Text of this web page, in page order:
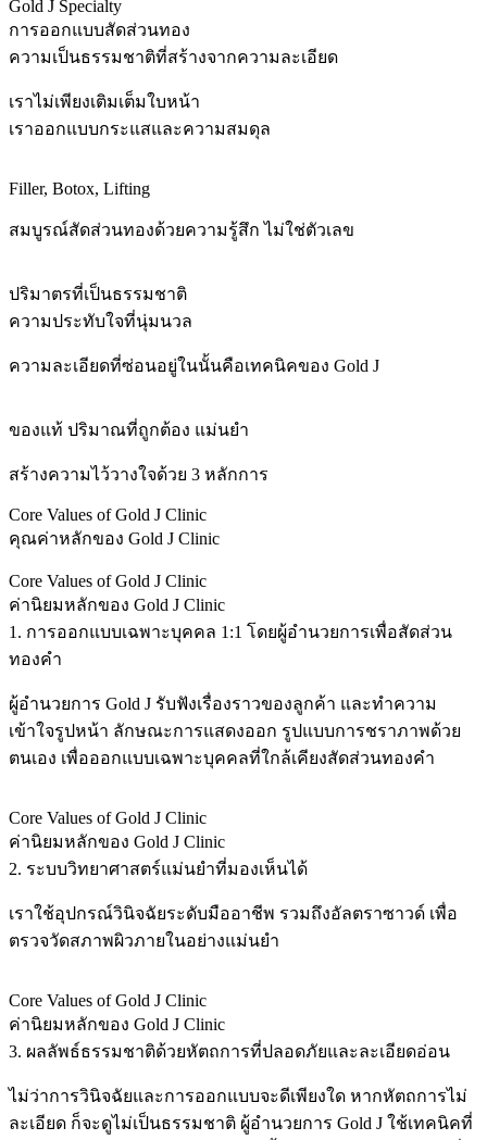
Gold J Specialty
การออกแบบสัดส่วนทอง
ความเป็นธรรมชาติที่สร้างจากความละเอียด
เราไม่เพียงเติมเต็มใบหน้า
เราออกแบบกระแสและความสมดุล
Filler, Botox, Lifting
สมบูรณ์สัดส่วนทองด้วยความรู้สึก ไม่ใช่ตัวเลข
ปริมาตรที่เป็นธรรมชาติ
ความประทับใจที่นุ่มนวล
ความละเอียดที่ซ่อนอยู่ในนั้นคือเทคนิคของ Gold J
ของแท้ ปริมาณที่ถูกต้อง แม่นยำ
สร้างความไว้วางใจด้วย 3 หลักการ
Core Values of Gold J Clinic
คุณค่าหลักของ Gold J Clinic
Core Values of Gold J Clinic
ค่านิยมหลักของ Gold J Clinic
1. การออกแบบเฉพาะบุคคล 1:1 โดยผู้อำนวยการเพื่อสัดส่วน
ทองคำ
ผู้อำนวยการ Gold J รับฟังเรื่องราวของลูกค้า และทำความ
เข้าใจรูปหน้า ลักษณะการแสดงออก รูปแบบการชราภาพด้วย
ตนเอง เพื่อออกแบบเฉพาะบุคคลที่ใกล้เคียงสัดส่วนทองคำ
Core Values of Gold J Clinic
ค่านิยมหลักของ Gold J Clinic
2. ระบบวิทยาศาสตร์แม่นยำที่มองเห็นได้
เราใช้อุปกรณ์วินิจฉัยระดับมืออาชีพ รวมถึงอัลตราซาวด์ เพื่อ
ตรวจวัดสภาพผิวภายในอย่างแม่นยำ
Core Values of Gold J Clinic
ค่านิยมหลักของ Gold J Clinic
3. ผลลัพธ์ธรรมชาติด้วยหัตถการที่ปลอดภัยและละเอียดอ่อน
ไม่ว่าการวินิจฉัยและการออกแบบจะดีเพียงใด หากหัตถการไม่
ละเอียด ก็จะดูไม่เป็นธรรมชาติ ผู้อำนวยการ Gold J ใช้เทคนิคที่